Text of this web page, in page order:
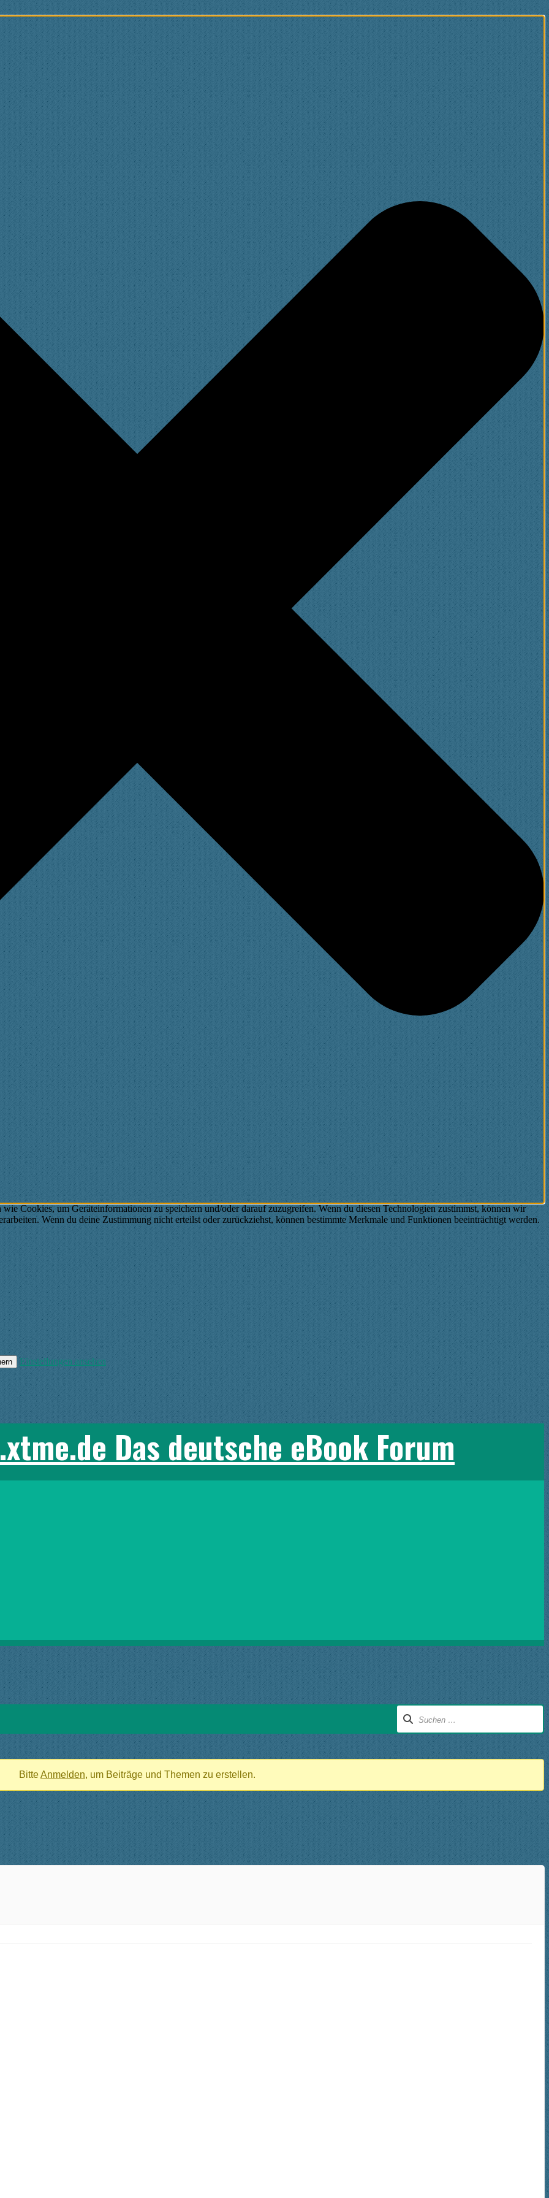
Cookies, um Geräteinformationen zu speichern und/oder darauf zuzugreifen. Wenn du diesen Technologien zustimmst, können wir
Wenn du deine Zustimmung nicht erteilst oder zurückziehst, können bestimmte Merkmale und Funktionen beeinträchtigt werden.
Einstellungen ansehen
Das deutsche eBook Forum
BitteAnmelden, um Beiträge und Themen zu erstellen.
wp-content/plugins/tinymce-advanced/mce/insertdatetime/plugin.min.js